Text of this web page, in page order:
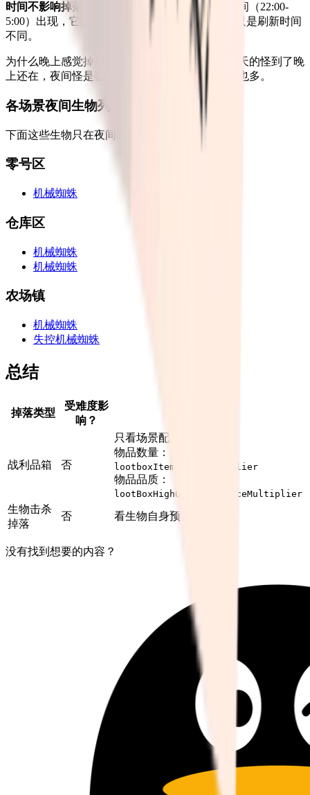
时间不影响掉落，但影响刷怪
。有些生物只在夜间（22:00-
5:00）出现，它们的掉落配置和白天的怪一样，只是刷新时间
不同。
为什么晚上感觉掉落更多？很简单：怪更多。白天的怪到了晚
上还在，夜间怪是额外刷的。怪多了，掉的自然也多。
各场景夜间生物列表
下面这些生物只在夜间出现：
零号区
机械蜘蛛
仓库区
机械蜘蛛
机械蜘蛛
农场镇
机械蜘蛛
失控机械蜘蛛
总结
掉落类型
受难度影
响？
战利品箱 否
只看场景配置，难度无关
物品数量：
lootboxItemCountMultiplier
物品品质：
lootBoxHighQualityChanceMultiplier
生物击杀
掉落
否 看生物自身预设配置
没有找到想要的内容？